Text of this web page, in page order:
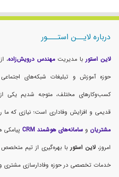
درباره لایــن استـــور
لاین استور با مدیریتمهندس درویش‌زاده
حوزه آموزش و تبلیغات شبکه‌های
کسب‌وکارهای مختلف، متوجه شدیم یکی
قدیمی و افزایش وفاداری است؛ نیازی که
مشتریان وسامانه‌های هوشمند CRM
پیامکی
امروز،لاین استور
خدمات تخصصی در حوزه وفادارسازی مشتری و